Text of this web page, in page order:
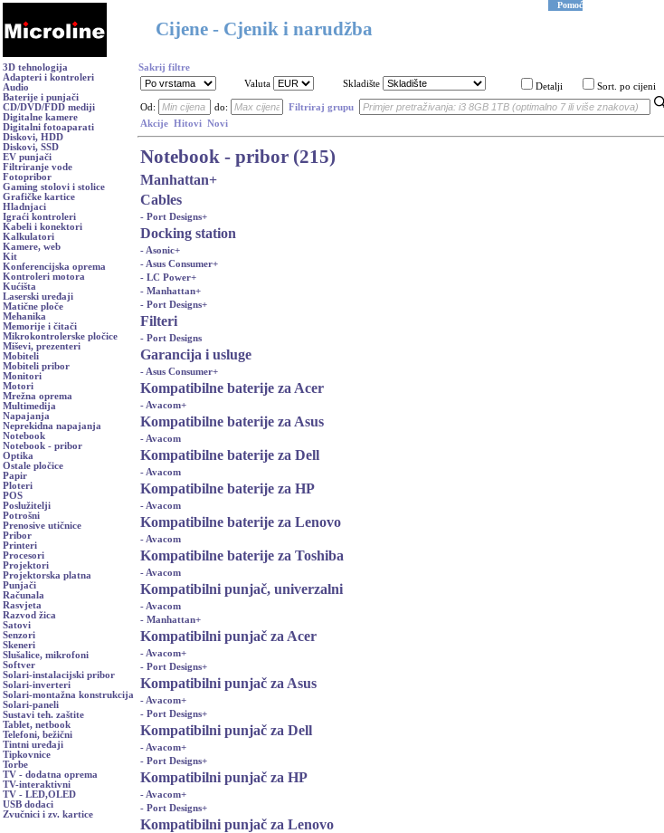
Cijene - Cjenik i narudžba
Pomoć
3D tehnologija
Adapteri i kontroleri
Audio
Baterije i punjači
CD/DVD/FDD mediji
Digitalne kamere
Digitalni fotoaparati
Diskovi, HDD
Diskovi, SSD
EV punjači
Filtriranje vode
Fotopribor
Gaming stolovi i stolice
Grafičke kartice
Hladnjaci
Igraći kontroleri
Kabeli i konektori
Kalkulatori
Kamere, web
Kit
Konferencijska oprema
Kontroleri motora
Kućišta
Laserski uređaji
Matične ploče
Mehanika
Memorije i čitači
Mikrokontrolerske pločice
Miševi, prezenteri
Mobiteli
Mobiteli pribor
Monitori
Motori
Mrežna oprema
Multimedija
Napajanja
Neprekidna napajanja
Notebook
Notebook - pribor
Optika
Ostale pločice
Papir
Ploteri
POS
Poslužitelji
Potrošni
Prenosive utičnice
Pribor
Printeri
Procesori
Projektori
Projektorska platna
Punjači
Računala
Rasvjeta
Razvod žica
Satovi
Senzori
Skeneri
Slušalice, mikrofoni
Softver
Solari-instalacijski pribor
Solari-inverteri
Solari-montažna konstrukcija
Solari-paneli
Sustavi teh. zaštite
Tablet, netbook
Telefoni, bežični
Tintni uređaji
Tipkovnice
Torbe
TV - dodatna oprema
TV-interaktivni
TV - LED,OLED
USB dodaci
Zvučnici i zv. kartice
Sakrij filtre
Valuta
Skladište Detalji Sort. po cijeni
Od: do:
Filtriraj grupu
Akcije Hitovi Novi
Notebook - pribor (215)
Manhattan+
Cables
- Port Designs+
Docking station
- Asonic+
- Asus Consumer+
- LC Power+
- Manhattan+
- Port Designs+
Filteri
- Port Designs
Garancija i usluge
- Asus Consumer+
Kompatibilne baterije za Acer
- Avacom+
Kompatibilne baterije za Asus
- Avacom
Kompatibilne baterije za Dell
- Avacom
Kompatibilne baterije za HP
- Avacom
Kompatibilne baterije za Lenovo
- Avacom
Kompatibilne baterije za Toshiba
- Avacom
Kompatibilni punjač, univerzalni
- Avacom
- Manhattan+
Kompatibilni punjač za Acer
- Avacom+
- Port Designs+
Kompatibilni punjač za Asus
- Avacom+
- Port Designs+
Kompatibilni punjač za Dell
- Avacom+
- Port Designs+
Kompatibilni punjač za HP
- Avacom+
- Port Designs+
Kompatibilni punjač za Lenovo